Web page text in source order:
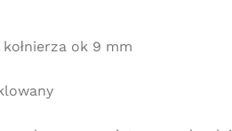
ok 9 mm